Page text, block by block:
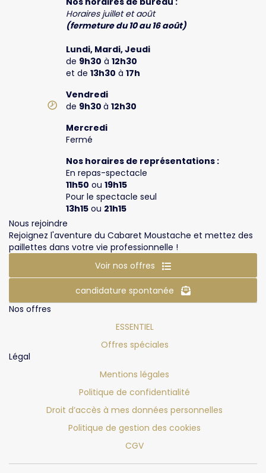
Horaires juillet et août
(fermeture du 10 au 16 août)
Lundi, Mardi, Jeudi
de 9h30 à 12h30
et de 13h30 à 17h
Vendredi
de 9h30 à 12h30
Mercredi
Fermé
Nos horaires de représentations :
En repas-spectacle
11h50 ou 19h15
Pour le spectacle seul
13h15ou 21h15
Nous rejoindre
Rejoignez l'aventure du Cabaret Moustache et mettez des
paillettes dans votre vie professionnelle !
Voir nos offres
candidature spontanée
Nos offres
ESSENTIEL
Offres spéciales
Légal
Mentions légales
Politique de confidentialité
Droit d’accès à mes données personnelles
Politique de gestion des cookies
CGV